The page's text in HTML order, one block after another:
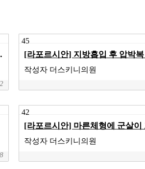
비온 도입
45
작성자 더스키니의원
42
작성자 더스키니의원